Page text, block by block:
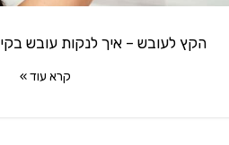
הקץ לעובש – איך לנקות עובש
קרא עוד »